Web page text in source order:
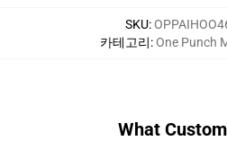
SKU:
카테고리:One Punch
What